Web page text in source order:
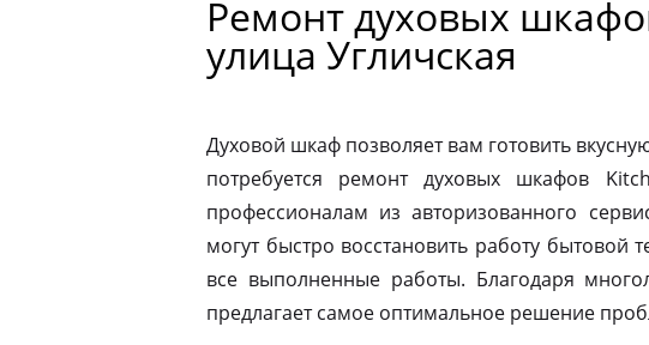
Ремонт духовых
улица Угличская
Духовой шкаф позволяет вам готовить
потребуется ремонт духовых шкафов
профессионалам из авторизованного
могут быстро восстановить работу бытовой
все выполненные работы. Благодаря
предлагает самое оптимальное решение